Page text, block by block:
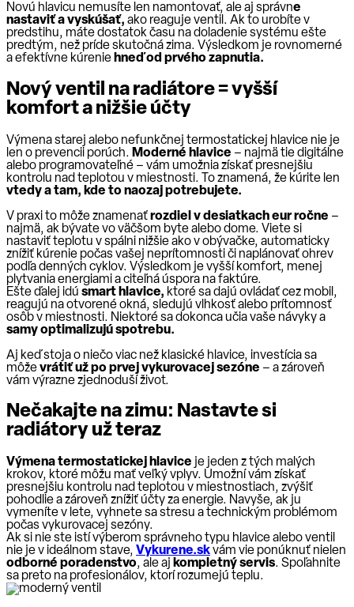
Novú hlavicu nemusíte len namontovať, ale aj správne
nastaviť a vyskúšať, ako reaguje ventil. Ak to urobíte v
predstihu, máte dostatok času na doladenie systému ešte
predtým, než príde skutočná zima. Výsledkom je rovnomerné
a efektívne kúrenie hneď od prvého zapnutia.
Nový ventil na radiátore = vyšší
komfort a nižšie účty
Výmena starej alebo nefunkčnej termostatickej hlavice nie je
len o prevencii porúch. Moderné hlavice – najmä tie digitálne
alebo programovateľné – vám umožnia získať presnejšiu
kontrolu nad teplotou v miestnosti. To znamená, že kúrite len
vtedy a tam, kde to naozaj potrebujete.
V praxi to môže znamenaťrozdiel v desiatkach eur ročne –
najmä, ak bývate vo väčšom byte alebo dome. Viete si
nastaviť teplotu v spálni nižšie ako v obývačke, automaticky
znížiť kúrenie počas vašej neprítomnosti či naplánovať ohrev
podľa denných cyklov. Výsledkom je vyšší komfort, menej
plytvania energiami a citeľná úspora na faktúre.
Ešte ďalej idú smart hlavice, ktoré sa dajú ovládať cez mobil,
reagujú na otvorené okná, sledujú vlhkosť alebo prítomnosť
osôb v miestnosti. Niektoré sa dokonca učia vaše návyky a
samy optimalizujú spotrebu.
Aj keď stoja o niečo viac než klasické hlavice, investícia sa
môževrátiť už po prvej vykurovacej sezóne – a zároveň
vám výrazne zjednoduší život.
Nečakajte na zimu: Nastavte si
radiátory už teraz
Výmena termostatickej hlavice je jeden z tých malých
krokov, ktoré môžu mať veľký vplyv. Umožní vám získať
presnejšiu kontrolu nad teplotou v miestnostiach, zvýšiť
pohodlie a zároveň znížiť účty za energie. Navyše, ak ju
vymeníte v lete, vyhnete sa stresu a technickým problémom
počas vykurovacej sezóny.
Ak si nie ste istí výberom správneho typu hlavice alebo ventil
nie je v ideálnom stave, Vykurene.skvám vie ponúknuť nielen
odborné poradenstvo, ale aj kompletný servis. Spoľahnite
sa preto na profesionálov, ktorí rozumejú teplu.